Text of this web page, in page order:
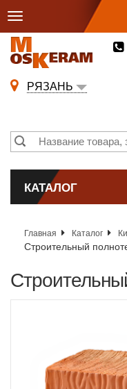
РЯЗАНЬ
КАТАЛОГ
Главная Каталог
Строительный